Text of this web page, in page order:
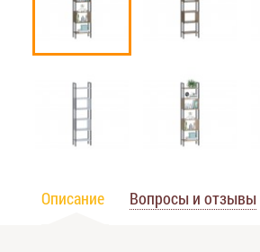
Описание Вопросы и отзывы